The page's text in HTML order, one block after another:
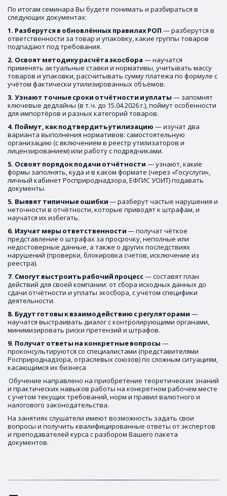
По итогам семинара Вы будете понимать и разбираться в
следующих документах:
1. Разберутся в обновлённых правилах РОП — разберутся в
ответственности за товар и упаковку, какие группы товаров
подпадают под требования.
2. Освоят методикурасчётаэкосбора — научатся
применять актуальные ставки и нормативы, учитывать массу
товаров и упаковки, рассчитывать сумму платежа по формуле с
учётом фактически утилизированных объёмов.
3. Узнают точныесроки отчётности иуплаты — запомнят
ключевые дедлайны (в т. ч. до 15.04.2026 г.), поймут особенности
для импортёров и разных категорий товаров.
4. Поймут, какподтвердитьутилизацию — изучат два
варианта выполнения нормативов: самостоятельную
организацию (с включением в реестр утилизаторов и
лицензированием) или работу с подрядчиками.
5. Освоят порядокподачи отчётности — узнают, какие
формы заполнять, куда и в каком формате (через «Госуслуги»,
личный кабинет Росприроднадзора, ЕФГИС УОИТ) подавать
документы.
5. Выявят типичныеошибки — разберут частые нарушения и
неточности в отчётности, которые приводят к штрафам, и
научатся их избегать.
6. Изучат меры ответственности — получат чёткое
представление о штрафах за просрочку, неполные или
недостоверные данные, а также о других последствиях
нарушений (проверки, блокировка счетов, исключение из
реестра).
7. Смогут выстроитьрабочий процесс — составят план
действий для своей компании: от сбора исходных данных до
сдачи отчётности и уплаты экосбора, с учётом специфики
деятельности.
8. Будут готовы квзаимодействию срегуляторами —
научатся выстраивать диалог с контролирующими органами,
минимизировать риски претензий и штрафов.
9. Получат ответы на конкретныевопросы —
проконсультируются со специалистами (представителями
Росприроднадзора, отраслевых союзов) по сложным ситуациям,
касающимся их бизнеса
Обучение направлено на приобретение теоретических знаний
и практических навыков работы на конкретном рабочем месте
с учетом текущих требований, норм и правил валютного и
налогового законодательства.
На занятиях слушатели имеют возможность задать свои
вопросы и получить квалифицированные ответы от экспертов
и преподавателей курса с разбором Вашего пакета
документов.